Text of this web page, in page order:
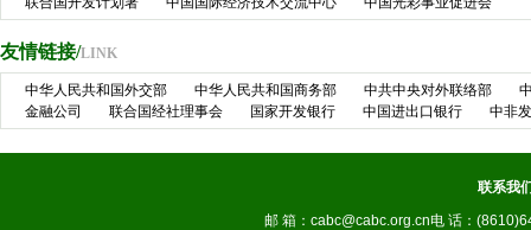
友情链接/LINK
中华人民共和国外交部 中华人民共和国商务部 中共中央对外联络部
金融公司
联合国经社理事会 国家开发银行 中国进出口银行 中非
联系我
邮 箱：cabc@cabc.org.cn电 话：